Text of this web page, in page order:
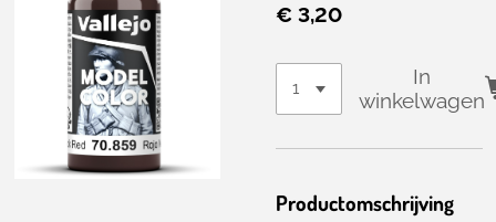
€ 3,20
In
winkelwagen
Productomschrijving